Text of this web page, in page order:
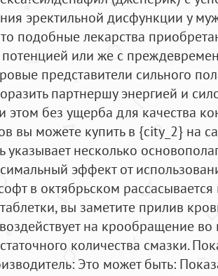
эректильной дисфункции у
подобные лекарства
или же с
представители сильного
партнершу энергией и
этом без ущерба для качества
вы можете купить в {city_2} на
указывает несколько
эффект от
в октябрьском
вы заметите прилив
на крообращение во
количества смазки.
Это может быть: